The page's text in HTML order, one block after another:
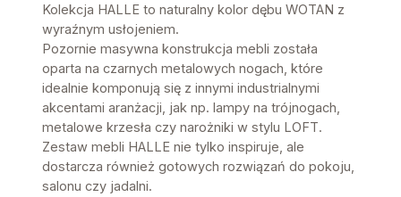
Kolekcja HALLE to naturalny kolor dębu WOTAN z
wyraźnym usłojeniem.
Pozornie masywna konstrukcja mebli została
oparta na czarnych metalowych nogach, które
idealnie komponują się z innymi industrialnymi
akcentami aranżacji, jak np. lampy na trójnogach,
metalowe krzesła czy narożniki w stylu LOFT.
Zestaw mebli HALLE nie tylko inspiruje, ale
dostarcza również gotowych rozwiązań do pokoju,
salonu czy jadalni.